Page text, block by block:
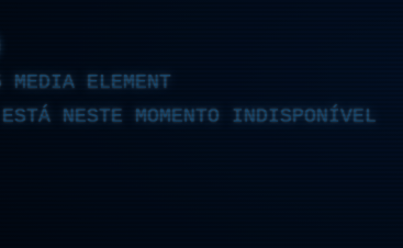
MEDIA ELEMENT
NESTE MOMENTO INDISPONÍVEL